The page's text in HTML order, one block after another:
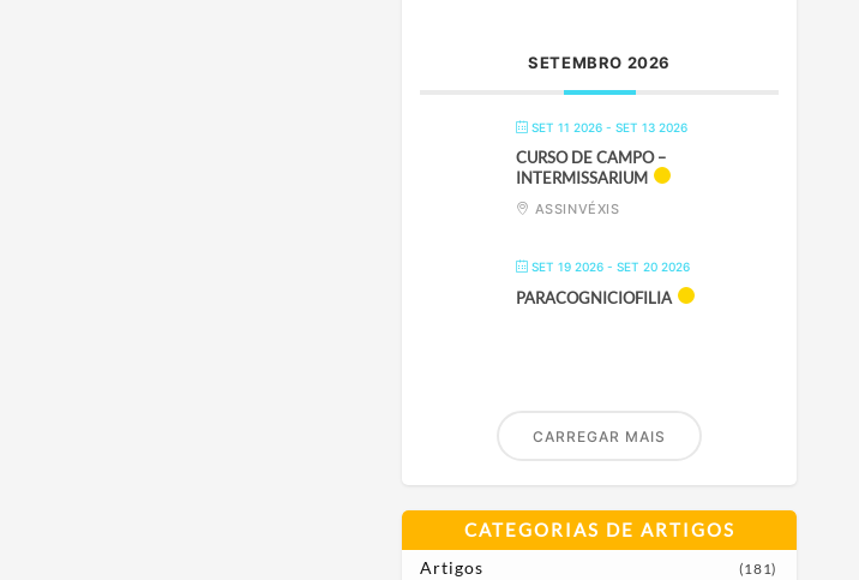
SETEMBRO 2026
SET 11 2026 - SET 13 2026
CURSO DE CAMPO –
INTERMISSARIUM
ASSINVÉXIS
SET 19 2026 - SET 20 2026
PARACOGNICIOFILIA
CARREGAR MAIS
CATEGORIAS DE ARTIGOS
Artigos (181)